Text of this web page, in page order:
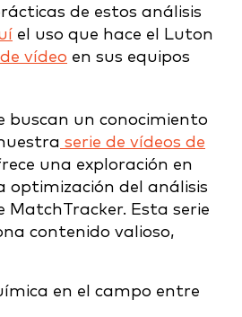
de estos análisis
el uso que hace el Luton
vídeo en sus equipos
buscan un conocimiento
serie de vídeos de
una exploración en
optimización del análisis
MatchTracker. Esta serie
contenido valioso,
en el campo entre